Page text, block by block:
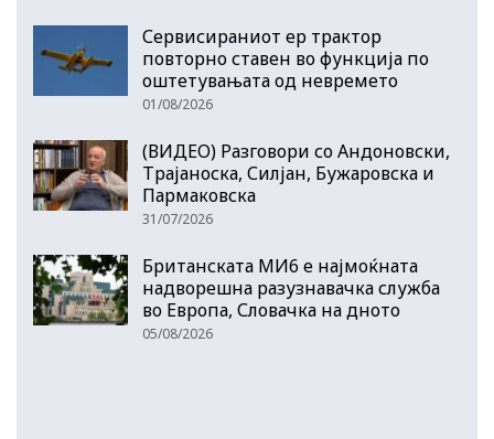
Сервисираниот ер трактор
повторно ставен во функција по
оштетувањата од невремето
01/08/2026
(ВИДЕО) Разговори со Андоновски,
Трајаноска, Силјан, Бужаровска и
Пармаковска
31/07/2026
Британската МИ6 е најмоќната
надворешна разузнавачка служба
во Европа, Словачка на дното
05/08/2026